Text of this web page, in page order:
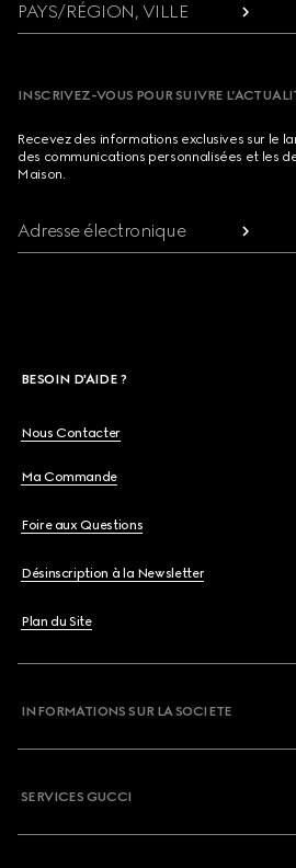
PAYS/RÉGION, VILLE
INSCRIVEZ-VOUS POUR SUIVRE
Recevez des informations exclusives sur le
des communications personnalisées et les
Maison.
Adresse électronique
BESOIN D'AIDE ?
Nous Contacter
Ma Commande
Foire aux Questions
Désinscription à la Newsletter
Plan du Site
INFORMATIONS SUR LA SOCIETE
SERVICES GUCCI